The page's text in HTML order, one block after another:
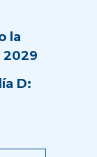
la
2029
D: